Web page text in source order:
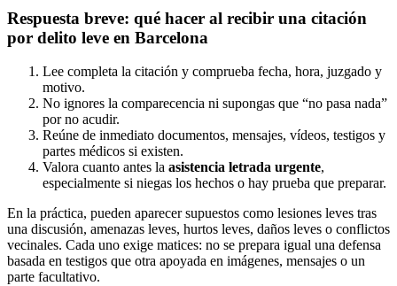
Respuesta breve: qué hacer al recibir una citación
por delito leve en Barcelona
Lee completa la citación y comprueba fecha, hora, juzgado y
motivo.
No ignores la comparecencia ni supongas que “no pasa nada”
por no acudir.
Reúne de inmediato documentos, mensajes, vídeos, testigos y
partes médicos si existen.
Valora cuanto antes la asistencia letrada urgente,
especialmente si niegas los hechos o hay prueba que preparar.
En la práctica, pueden aparecer supuestos como lesiones leves tras
una discusión, amenazas leves, hurtos leves, daños leves o conflictos
vecinales. Cada uno exige matices: no se prepara igual una defensa
basada en testigos que otra apoyada en imágenes, mensajes o un
parte facultativo.